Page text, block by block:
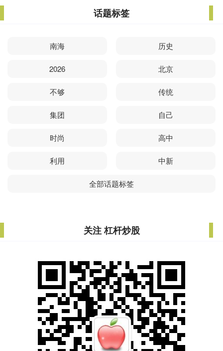
话题标签
南海 历史
2026 北京
不够 传统
集团 自己
时尚 高中
利用 中新
全部话题标签
关注 杠杆炒股